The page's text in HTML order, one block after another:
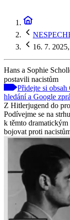
16. 7.
Hans a Sophie
postavili nacistům
Přidejte si
hledání a Google
Z Hitlerjugend do
Podívejme se na
k těmto
bojovat proti